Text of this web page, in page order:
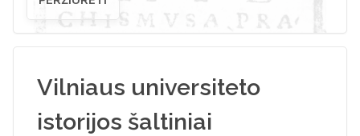
Vilniaus universiteto
istorijos šaltiniai